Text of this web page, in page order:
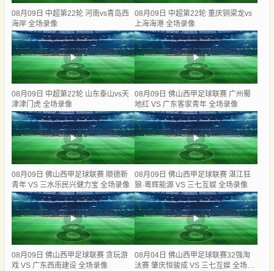
08月09日 中超第22轮 河南vs青岛西
海岸 全场录像
08月09日 中超第22轮 重庆铜梁龙vs
上海海港 全场录像
08月09日 中超第22轮 山东泰山vs天
津津门虎 全场录像
08月09日 佛山西甲足球联赛 广州蜀
地红 VS 广东客家青年 全场录像
08月09日 佛山西甲足球联赛 顺德新
青年 VS 三水乐民兴健力宝 全场录像
08月09日 佛山西甲足球联赛 湛江狂
狼·粵辉能源 VS 三七互娱 全场录像
08月09日 佛山西甲足球联赛 贪玩游
戏 VS 广东西南建设 全场录像
08月04日 佛山西甲足球联赛32强淘
汰赛 肇庆恒骏成 VS 三七互娱 全场录